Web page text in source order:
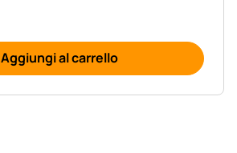
Aggiungi al carrello